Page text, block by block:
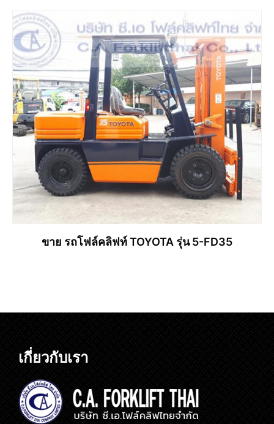
อ่านเพิ่ม
ขาย รถโฟล์คลิฟท์ TOYOTA รุ่น 5-FD35
เกี่ยวกับเรา